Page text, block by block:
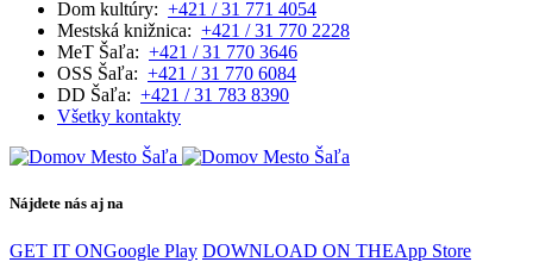
Dom kultúry: +421 / 31 771 4054
Mestská knižnica: +421 / 31 770 2228
MeT Šaľa: +421 / 31 770 3646
OSS Šaľa: +421 / 31 770 6084
DD Šaľa: +421 / 31 783 8390
Všetky kontakty
Nájdete nás aj na
GET IT ONGoogle Play DOWNLOAD ON THEApp Store